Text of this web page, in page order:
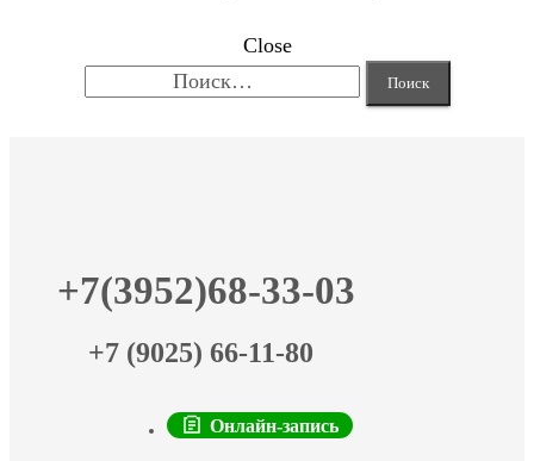
Close
+7(3952)68-33-03
+7 (9025) 66-11-80
Онлайн-запись